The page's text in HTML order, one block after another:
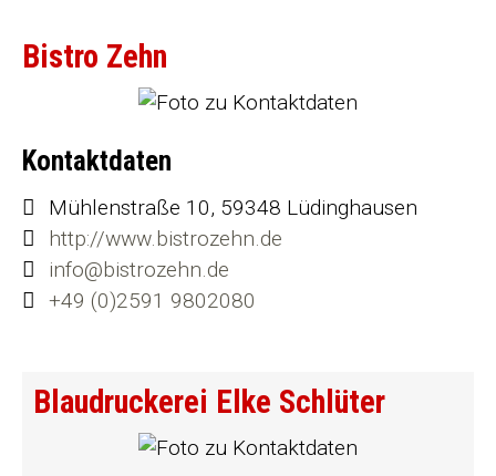
Bistro Zehn
Kontaktdaten
Mühlenstraße 10, 59348 Lüdinghausen
http://www.bistrozehn.de
info@bistrozehn.de
+49 (0)2591 9802080
Blaudruckerei Elke Schlüter